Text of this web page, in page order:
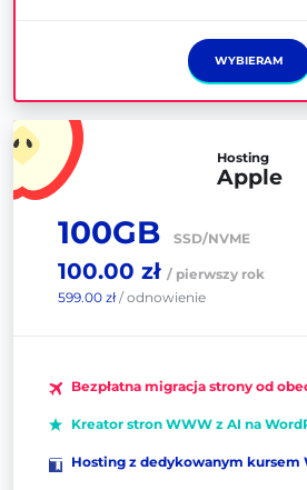
WYBIERAM
Hosting
Apple
100GB SSD/NVME
100.00 zł / pierwszy rok
599.00 zł/ odnowienie
Bezpłatna migracja strony od
Kreator stron WWW z AI na
Hosting z dedykowanym kursem